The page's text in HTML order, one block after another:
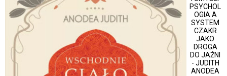
PSYCHOL
OGIA A
SYSTEM
CZAKR
JAKO
DROGA
DO JAŹNI
- JUDITH
ANODEA